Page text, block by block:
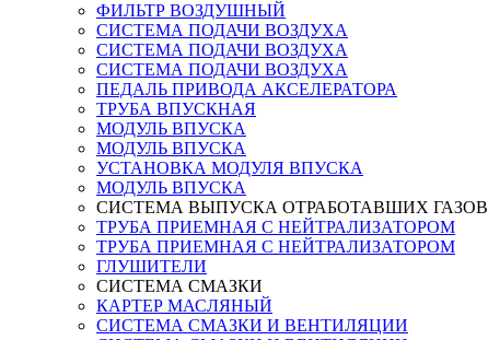
ФИЛЬТР ВОЗДУШНЫЙ
СИСТЕМА ПОДАЧИ ВОЗДУХА
СИСТЕМА ПОДАЧИ ВОЗДУХА
СИСТЕМА ПОДАЧИ ВОЗДУХА
ПЕДАЛЬ ПРИВОДА АКСЕЛЕРАТОРА
ТРУБА ВПУСКНАЯ
МОДУЛЬ ВПУСКА
МОДУЛЬ ВПУСКА
УСТАНОВКА МОДУЛЯ ВПУСКА
МОДУЛЬ ВПУСКА
СИСТЕМА ВЫПУСКА ОТРАБОТАВШИХ ГАЗОВ
ТРУБА ПРИЕМНАЯ С НЕЙТРАЛИЗАТОРОМ
ТРУБА ПРИЕМНАЯ С НЕЙТРАЛИЗАТОРОМ
ГЛУШИТЕЛИ
СИСТЕМА СМАЗКИ
КАРТЕР МАСЛЯНЫЙ
СИСТЕМА СМАЗКИ И ВЕНТИЛЯЦИИ